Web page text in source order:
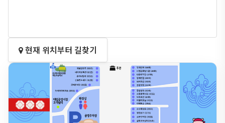
현재 위치부터 길찾기